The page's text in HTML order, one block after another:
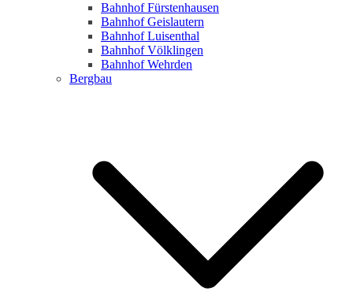
Bahnhof Fürstenhausen
Bahnhof Geislautern
Bahnhof Luisenthal
Bahnhof Völklingen
Bahnhof Wehrden
Bergbau